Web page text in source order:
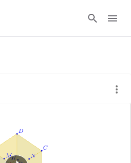
ログイン